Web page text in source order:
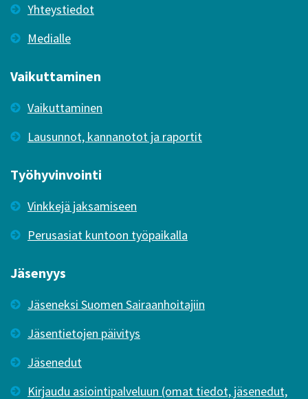
Yhteystiedot
Medialle
Vaikuttaminen
Vaikuttaminen
Lausunnot, kannanotot ja raportit
Työhyvinvointi
Vinkkejä jaksamiseen
Perusasiat kuntoon työpaikalla
Jäsenyys
Jäseneksi Suomen Sairaanhoitajiin
Jäsentietojen päivitys
Jäsenedut
Kirjaudu asiointipalveluun (omat tiedot, jäsenedut,